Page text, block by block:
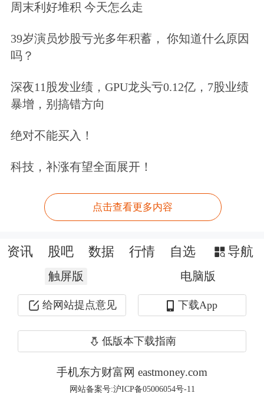
就有关成果的细节进行磋商。双方经贸
团队将按照两国元首确定的共识方向，
尽快锁定成果，共同做好落实，为下一
步的中美经贸合作与世界经济注入更多
确定性和稳定性。
股票账户升级！手机Level-2免费送。立
即领取>>
原标题：中国商务部：中美双方在经贸领域达成五方面初步成果
周末利好堆积 今天怎么走
39岁演员炒股亏光多年积蓄， 你知道什么原因
吗？
深夜11股发业绩，GPU龙头亏0.12亿，7股业绩
暴增，别搞错方向
绝对不能买入！
科技，补涨有望全面展开！
点击查看更多内容
资讯 股吧 数据 行情 自选 导航
触屏版 电脑版
给网站提点意见 下载App
低版本下载指南
手机东方财富网 eastmoney.com
网站备案号:沪ICP备05006054号-11